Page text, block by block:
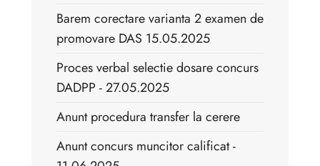
Barem corectare varianta 2 examen de
promovare DAS 15.05.2025
Proces verbal selectie dosare concurs
DADPP - 27.05.2025
Anunt procedura transfer la cerere
Anunt concurs muncitor calificat -